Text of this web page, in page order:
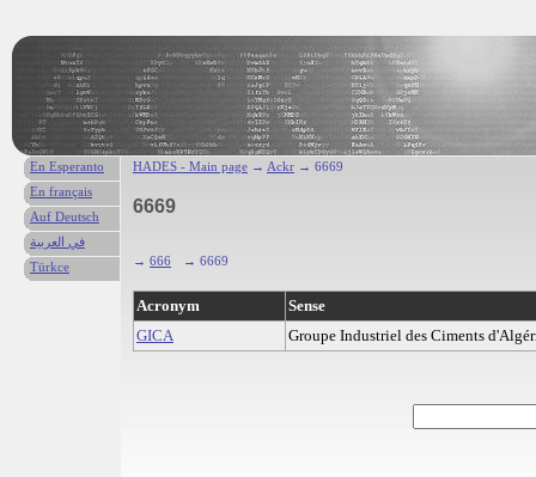
HADES - Main page → Ackr → 6669
6669
→ 666 → 6669
Acronym
Sense
GICA
Groupe Industriel des Ciments
En Esperanto
En français
Auf Deutsch
في العربية
Türkce